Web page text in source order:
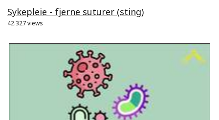
Sykepleie - fjerne suturer (sting)
42.327 views